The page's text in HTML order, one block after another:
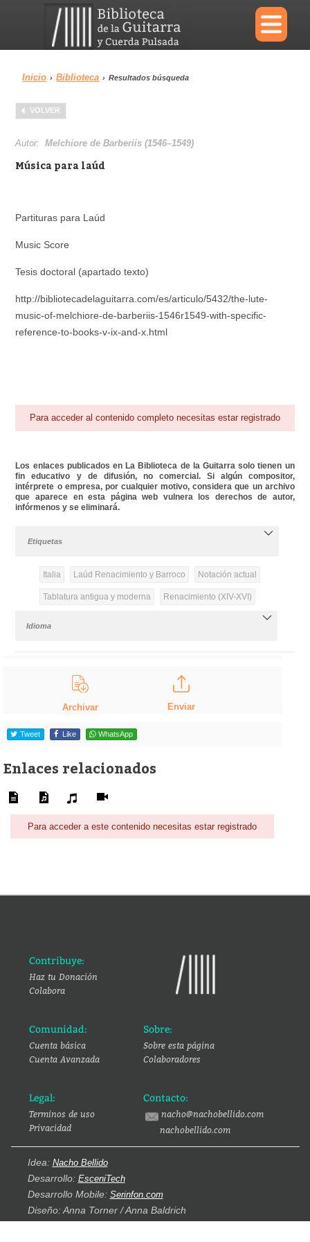
×
Menu
Biblioteca
Área personal
Inicio › Biblioteca › Resultados búsqueda
VOLVER
Autor:Melchiore de Barberiis (1546–1549)
Música para laúd
Partituras para Laúd
Music Score
Tesis doctoral (apartado texto)
http://bibliotecadelaguitarra.com/es/articulo/5432/the-lute-
music-of-melchiore-de-barberiis-1546r1549-with-specific-
reference-to-books-v-ix-and-x.html
Para acceder al contenido completo necesitas estar registrado
Los enlaces publicados en La Biblioteca de la Guitarra solo tienen un
fin educativo y de difusión, no comercial. Si algún compositor,
intérprete o empresa, por cualquier motivo, considera que un archivo
que aparece en esta página web vulnera los derechos de autor,
infórmenos y se eliminará.
Etiquetas
Italia Laúd Renacimiento y Barroco Notación actual
Tablatura antigua y moderna Renacimiento (XIV-XVI)
Idioma
Archivar Enviar
Tweet Like WhatsApp
Enlaces relacionados
Para acceder a este contenido necesitas estar registrado
Contribuye:
Haz tu Donación
Colabora
Comunidad:
Cuenta básica
Cuenta Avanzada
Sobre:
Sobre esta página
Colaboradores
Legal:
Terminos de uso
Privacidad
Contacto:
nacho@nachobellido.com
nachobellido.com
Idea: Nacho Bellido
Desarrollo: EsceniTech
Desarrollo Mobile: Serinfon.com
Diseño: Anna Torner / Anna Baldrich